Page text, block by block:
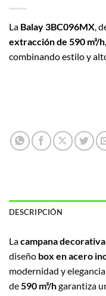
La Balay 3BC096MX,
extracción de 590 m³/
combinando estilo y
DESCRIPCIÓN
Lacampana
diseño box en acero
modernidad y
de 590 m³/hgarantiza